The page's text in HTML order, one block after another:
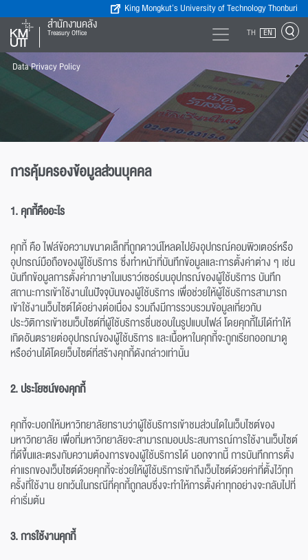
King Mongkut’s University of Technology Thonburi
สำนักงานคลัง
Treasury Office TH EN
Data Privacy Policy
การคุ้มครองข้อมูลส่วนบุคคล
1. คุกกี้คืออะไร
คุกกี้ คือ ไฟล์ข้อความขนาดเล็กที่ถูกดาวน์โหลดไปยังอุปกรณ์คอมพิวเตอร์หรือ
อุปกรณ์มือถือของผู้ใช้บริการ ซึ่งทำหน้าที่บันทึกข้อมูลและการตั้งค่าต่าง ๆ เช่น
บันทึกข้อมูลการตั้งค่าภาษาในเบราว์เซอร์บนอุปกรณ์ของผู้ใช้บริการ บันทึก
สถานะการเข้าใช้งานในปัจจุบันของผู้ใช้บริการ เพื่อช่วยให้ผู้ใช้บริการสามารถ
เข้าใช้งานเว็บไซต์ได้อย่างต่อเนื่อง รวมถึงมีการรวบรวมข้อมูลเกี่ยวกับ
ประวัติการเข้าชมเว็บไซต์ที่ผู้ใช้บริการชื่นชอบในรูปแบบไฟล์ โดยคุกกี้ไม่ได้ทำให้
เกิดอันตรายต่ออุปกรณ์ของผู้ใช้บริการ และเนื้อหาในคุกกี้จะถูกเรียกออกมาดู
หรืออ่านได้โดยเว็บไซต์ที่สร้างคุกกี้ดังกล่าวเท่านั้น
2. ประโยชน์ของคุกกี้
คุกกี้จะบอกให้มหาวิทยาลัยทราบว่าผู้ใช้บริการเข้าชมส่วนใดในเว็บไซต์ของ
มหาวิทยาลัย เพื่อที่มหาวิทยาลัยจะสามารถมอบประสบการณ์การใช้งานเว็บไซต์
ที่ดีขึ้นและตรงกับความต้องการของผู้ใช้บริการได้ นอกจากนี้ การบันทึกการตั้ง
ค่าแรกของเว็บไซต์ด้วยคุกกี้จะช่วยให้ผู้ใช้บริการเข้าถึงเว็บไซต์ด้วยค่าที่ตั้งไว้ทุก
ครั้งที่ใช้งาน ยกเว้นในกรณีที่คุกกี้ถูกลบซึ่งจะทำให้การตั้งค่าทุกอย่างจะกลับไปที่
ค่าเริ่มต้น
3. การใช้งานคุกกี้